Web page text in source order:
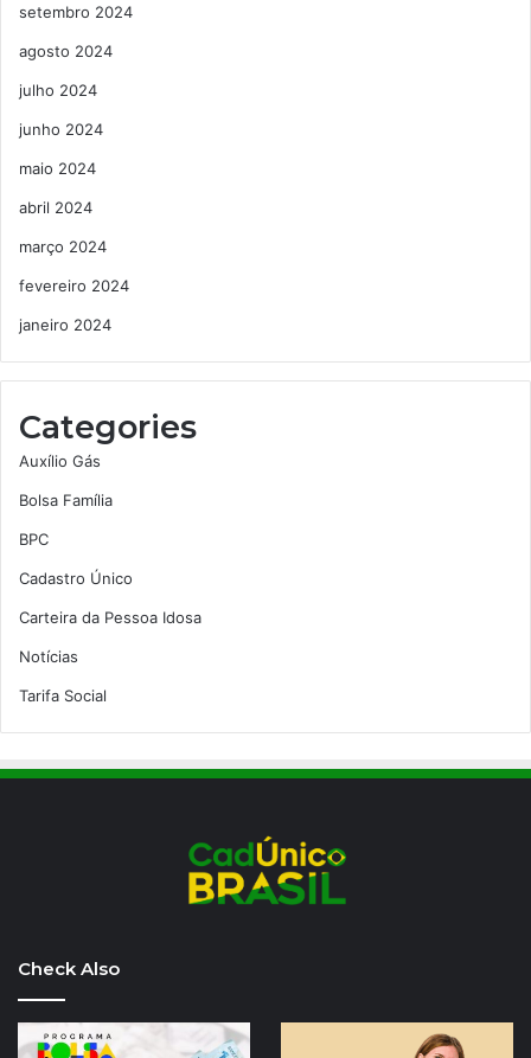
setembro 2024
agosto 2024
julho 2024
junho 2024
maio 2024
abril 2024
março 2024
fevereiro 2024
janeiro 2024
Categories
Auxílio Gás
Bolsa Família
BPC
Cadastro Único
Carteira da Pessoa Idosa
Notícias
Tarifa Social
Check Also